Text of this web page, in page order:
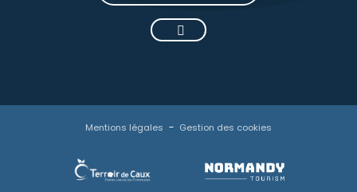
Mentions légales Gestion des cookies